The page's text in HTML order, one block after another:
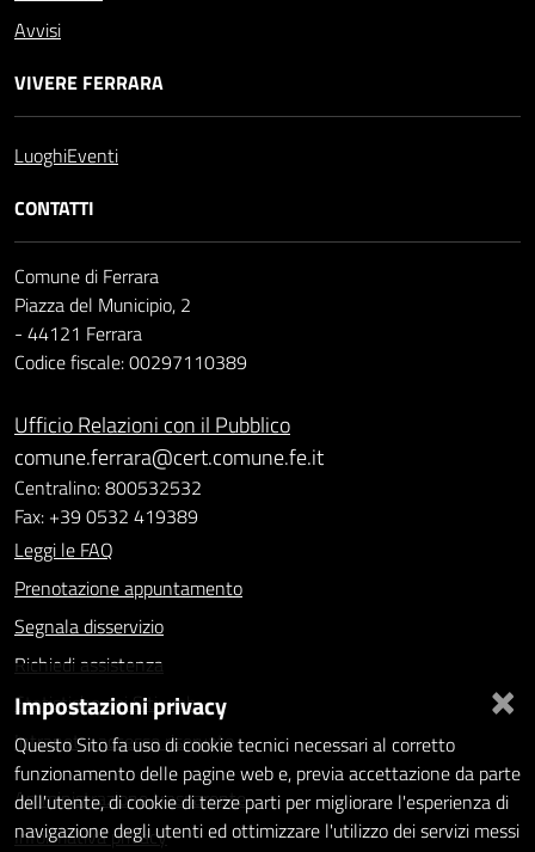
Avvisi
VIVERE FERRARA
LuoghiEventi
CONTATTI
Comune di Ferrara
Piazza del Municipio, 2
- 44121 Ferrara
Codice fiscale: 00297110389
Ufficio Relazioni con il Pubblico
comune.ferrara@cert.comune.fe.it
Centralino: 800532532
Fax: +39 0532 419389
Leggi le FAQ
Prenotazione appuntamento
Segnala disservizio
Richiedi assistenza
Statistiche dei Siti web
Intranet - accesso riservato
Amministrazione trasparente
Informativa privacy
×
Impostazioni privacy
Questo Sito fa uso di cookie tecnici necessari al corretto
funzionamento delle pagine web e, previa accettazione da parte
dell'utente, di cookie di terze parti per migliorare l'esperienza di
navigazione degli utenti ed ottimizzare l'utilizzo dei servizi messi